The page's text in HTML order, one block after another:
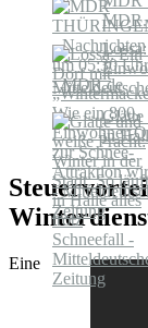
Glätte
in
Eine